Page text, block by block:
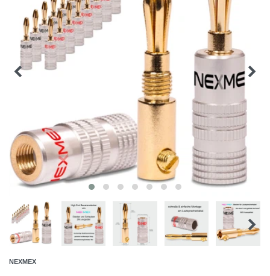
NEXMEX